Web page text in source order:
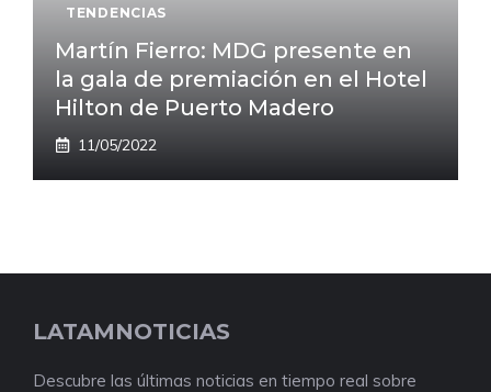
TENDENCIAS
Martín Fierro: MDG presente en
la gala de premiación en el Hotel
Hilton de Puerto Madero
11/05/2022
LATAMNOTICIAS
Descubre las últimas noticias en tiempo real sobre